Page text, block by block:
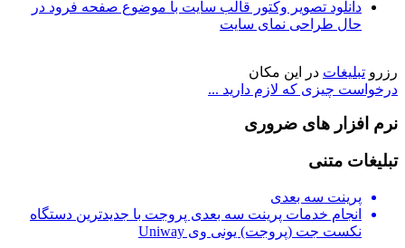
دانلود تصویر وکتور قالب سایت با موضوع صفحه فرود در
حال طراحی نمای سایت
رزرو تبلیغات در این مکان
درخواست چیزی که لازم دارید ...
نرم افزار های ضروری
تبلیغات متنی
پرینت سه بعدی
انجام خدمات پرینت سه بعدی پروجت با جدیدترین دستگاه
نکست جت (پروجت) یونی وی Uniway